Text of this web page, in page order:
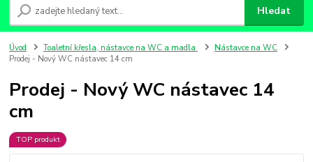
Hledat
Úvod Toaletní křesla, nástavce na WC a madla
Nástavce na WC
Prodej - Nový WC nástavec 14 cm
Prodej - Nový WC nástavec 14
cm
TOP produkt